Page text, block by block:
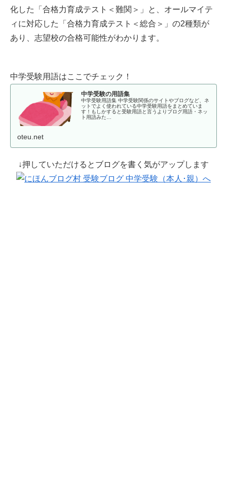
化した「合格力育成テスト＜難関＞」と、オールマイテ
ィに対応した「合格力育成テスト＜総合＞」の2種類が
あり、志望校の合格可能性がわかります。
中学受験用語はここでチェック！
中学受験の用語集
中学受験用語集 中学受験関係のサイトやブログなど、ネ
ットでよく使われている中学受験用語をまとめていま
す！もしかすると受験用語と言うよりブログ用語・ネッ
ト用語みた…
oteu.net
↓押していただけるとブログを書く気がアップします